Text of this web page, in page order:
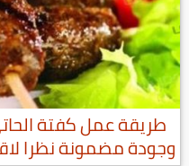
طريقة عمل كفتة
وجودة مضمونة نظرا